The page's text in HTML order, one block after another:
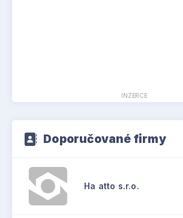
INZERCE
Doporučované firmy
Ha atto s.r.o.